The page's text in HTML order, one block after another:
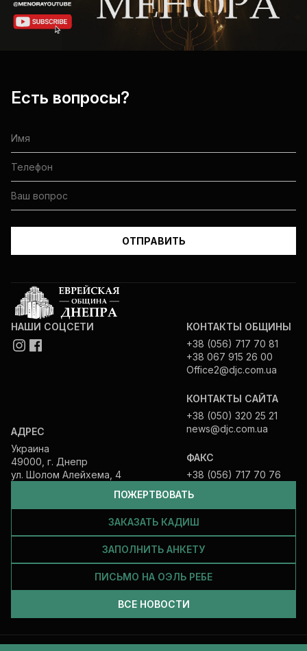
Есть вопросы?
ПОЖЕРТВОВАТЬ
ЗАКАЗАТЬ КАДИШ
ЗАПОЛНИТЬ АНКЕТУ
ПИСЬМО НА ОЭЛЬ РЕБЕ
ВСЕ НОВОСТИ
НАШИ СОЦСЕТИ
АДРЕС
Украина
49000, г. Днепр
ул. Шолом Алейхема, 4
КОНТАКТЫ ОБЩИНЫ
+38 (056) 717 70 81
+38 067 915 26 00
Office2@djc.com.ua
КОНТАКТЫ САЙТА
+38 (050) 320 25 21
news@djc.com.ua
ФАКС
+38 (056) 717 70 76